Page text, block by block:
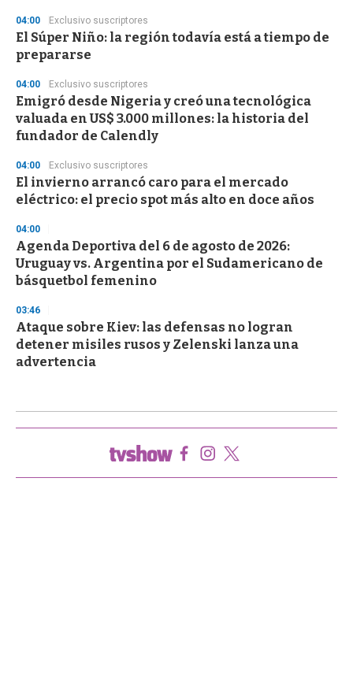
04:00 Exclusivo suscriptores
El Súper Niño: la región todavía está a tiempo de
prepararse
04:00 Exclusivo suscriptores
Emigró desde Nigeria y creó una tecnológica
valuada en US$ 3.000 millones: la historia del
fundador de Calendly
04:00 Exclusivo suscriptores
El invierno arrancó caro para el mercado
eléctrico: el precio spot más alto en doce años
04:00
Agenda Deportiva del 6 de agosto de 2026:
Uruguay vs. Argentina por el Sudamericano de
básquetbol femenino
03:46
Ataque sobre Kiev: las defensas no logran
detener misiles rusos y Zelenski lanza una
advertencia